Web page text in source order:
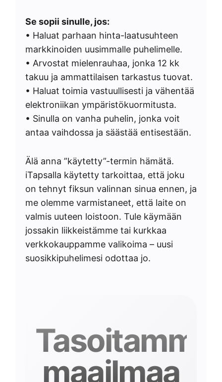
Se sopii sinulle, jos:
• Haluat parhaan hinta-laatusuhteen
markkinoiden uusimmalle puhelimelle.
• Arvostat mielenrauhaa, jonka 12 kk
takuu ja ammattilaisen tarkastus tuovat.
• Haluat toimia vastuullisesti ja vähentää
elektroniikan ympäristökuormitusta.
• Sinulla on vanha puhelin, jonka voit
antaa vaihdossa ja säästää entisestään.
Älä anna ”käytetty”-termin hämätä.
iTapsalla käytetty tarkoittaa, että joku
on tehnyt fiksun valinnan sinua ennen, ja
me olemme varmistaneet, että laite on
valmis uuteen loistoon. Tule käymään
jossakin liikkeistämme tai kurkkaa
verkkokauppamme valikoima – uusi
suosikkipuhelimesi odottaa jo.
Tasoitamme
maailmaa